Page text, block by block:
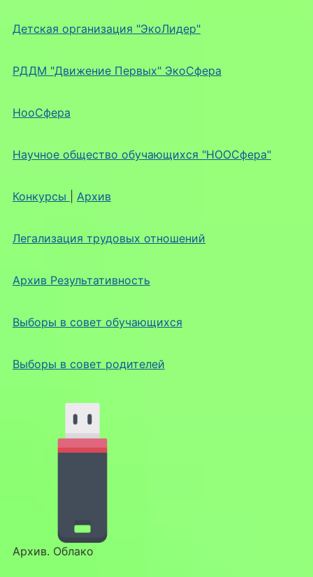
Детская организация "ЭкоЛидер"
РДДМ "Движение Первых" ЭкоСфера
НооСфера
Научное общество обучающихся "НООСфера"
Конкурсы Архив
Легализация трудовых отношений
Архив Результативность
Выборы в совет обучающихся
Выборы в совет родителей
Архив. Облако